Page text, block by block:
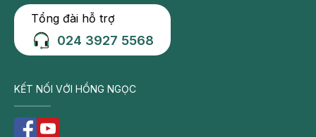
Tổng đài hỗ trợ
024 3927 5568
KẾT NỐI VỚI HỒNG NGỌC